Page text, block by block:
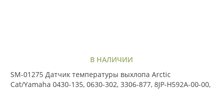
В НАЛИЧИИ
SM-01275 Датчик температуры выхлопа Arctic
Cat/Yamaha 0430-135, 0630-302, 3306-877, 8JP-H592A-00-00,